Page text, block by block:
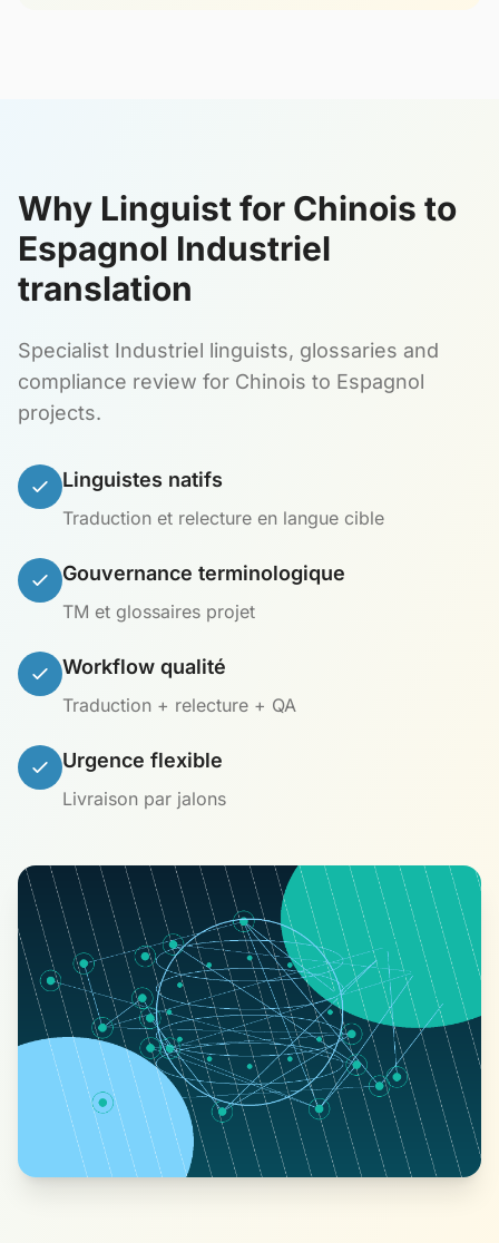
Why Linguist for Chinois to
Espagnol Industriel
translation
Specialist Industriel linguists, glossaries and
compliance review for Chinois to Espagnol
projects.
Linguistes natifs
Traduction et relecture en langue cible
Gouvernance terminologique
TM et glossaires projet
Workflow qualité
Traduction + relecture + QA
Urgence flexible
Livraison par jalons